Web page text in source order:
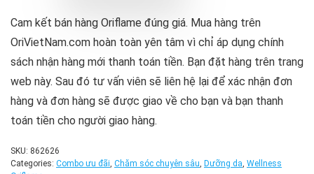
Cam kết bán hàng Oriflame đúng giá. Mua hàng trên
OriVietNam.com hoàn toàn yên tâm vì chỉ áp dụng chính
sách nhận hàng mới thanh toán tiền. Bạn đặt hàng trên trang
web này. Sau đó tư vấn viên sẽ liên hệ lại để xác nhận đơn
hàng và đơn hàng sẽ được giao về cho bạn và bạn thanh
toán tiền cho người giao hàng.
SKU: 862626
Categories: Combo ưu đãi, Chăm sóc chuyên sâu, Dưỡng da, Wellness